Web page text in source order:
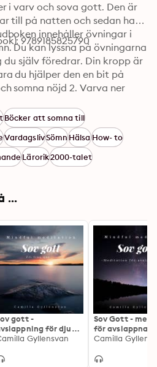
i varv och sova gott. Den är
till på natten och sedan har
innehåller övningar i
Du kan lyssna på övningarna
du själv föredrar. Din kropp är
du hjälper den en bit på
somna nöjd 2. Varva ner
avslappning för
9789185825790
Böcker att somna till
VardagslivSömnHälsaHow- to
Lärorik2000-talet
...
gott -
för djup
Gyllensvan
Sov Gott -
för avslappnad
Camilla